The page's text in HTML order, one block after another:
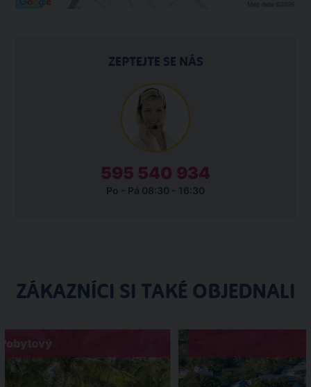
ZEPTEJTE SE NÁS
595 540 934
Po - Pá 08:30 - 16:30
ZÁKAZNÍCI SI TAKÉ OBJEDNALI